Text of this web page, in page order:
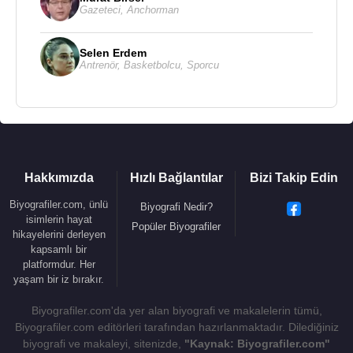
Gazeteci Anchorman
Selen Erdem
Antrenör, Basketbolcu Sporcu
Hakkımızda
Biyografiler.com, ünlü
isimlerin hayat
hikayelerini derleyen
kapsamlı bir
platformdur. Her
yaşam bir iz bırakır.
Hızlı Bağlantılar
Biyografi Nedir?
Popüler Biyografiler
Bizi Takip Edin
Biyografiler.com'da yer alan biyografi ve makalelerin tümü,
Biyografiler.com editörleri tarafından hazırlanmaktadır. Dilediğiniz
biyografi ve makaleyi, sitenizde, "Kaynak: Biyografiler.com"